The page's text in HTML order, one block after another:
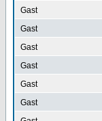
Gast
Gast
Gast
Gast
Gast
Gast